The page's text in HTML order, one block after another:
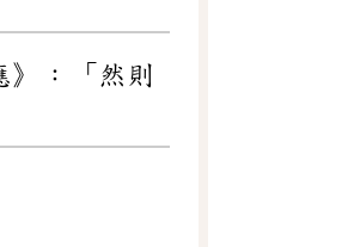
》：「然則